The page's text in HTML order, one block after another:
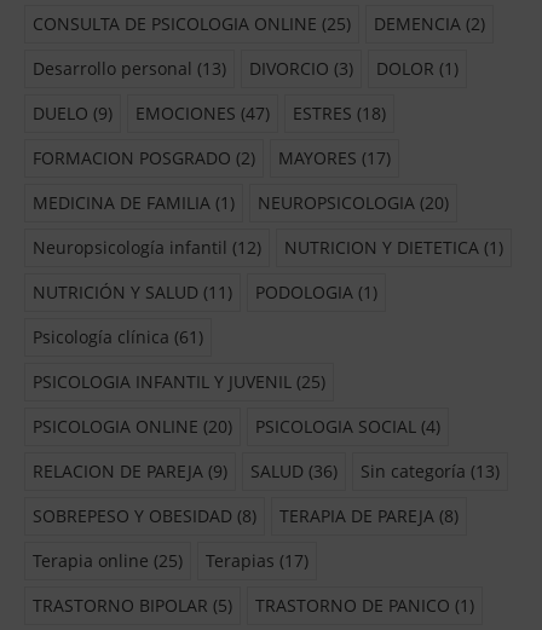
CONSULTA DE PSICOLOGIA ONLINE (25) DEMENCIA (2)
Desarrollo personal (13) DIVORCIO (3) DOLOR (1)
DUELO (9) EMOCIONES (47) ESTRES (18)
FORMACION POSGRADO (2) MAYORES (17)
MEDICINA DE FAMILIA (1) NEUROPSICOLOGIA (20)
Neuropsicología infantil (12) NUTRICION Y DIETETICA (1)
NUTRICIÓN Y SALUD (11) PODOLOGIA (1)
Psicología clínica (61)
PSICOLOGIA INFANTIL Y JUVENIL (25)
PSICOLOGIA ONLINE (20) PSICOLOGIA SOCIAL (4)
RELACION DE PAREJA (9) SALUD (36) Sin categoría (13)
SOBREPESO Y OBESIDAD (8) TERAPIA DE PAREJA (8)
Terapia online (25) Terapias (17)
TRASTORNO BIPOLAR (5) TRASTORNO DE PANICO (1)